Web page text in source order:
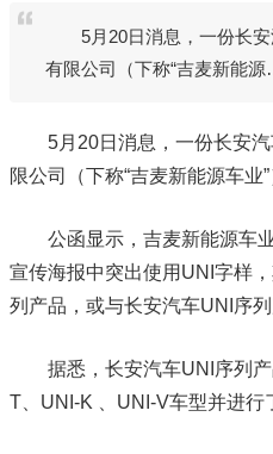
5月20日消息，一份长安
有限公司（下称“吉麦新能
5月20日消息，一份长安汽
限公司（下称“吉麦新能源车业
公函显示，吉麦新能源车
宣传海报中突出使用UNI字样
列产品，或与长安汽车UNI序列
据悉，长安汽车UNI序列产
T、UNI-K 、UNI-V车型并进行